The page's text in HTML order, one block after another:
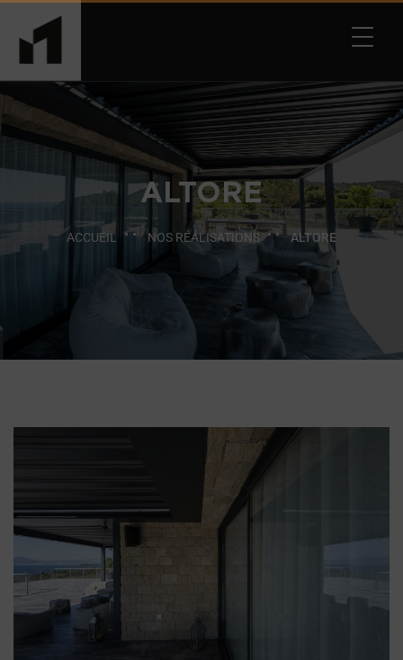
ALTORE
ACCUEIL NOS RÉALISATIONS ALTORE